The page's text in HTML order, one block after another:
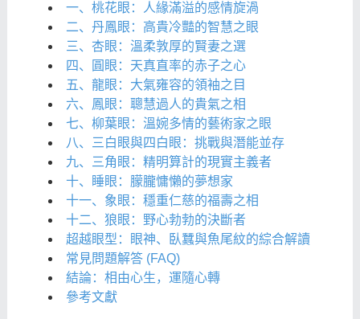
一、桃花眼：人緣滿溢的感情旋渦
二、丹鳳眼：高貴冷豔的智慧之眼
三、杏眼：溫柔敦厚的賢妻之選
四、圓眼：天真直率的赤子之心
五、龍眼：大氣雍容的領袖之目
六、鳳眼：聰慧過人的貴氣之相
七、柳葉眼：溫婉多情的藝術家之眼
八、三白眼與四白眼：挑戰與潛能並存
九、三角眼：精明算計的現實主義者
十、睡眼：朦朧慵懶的夢想家
十一、象眼：穩重仁慈的福壽之相
十二、狼眼：野心勃勃的決斷者
超越眼型：眼神、臥蠶與魚尾紋的綜合解讀
常見問題解答 (FAQ)
結論：相由心生，運隨心轉
參考文獻